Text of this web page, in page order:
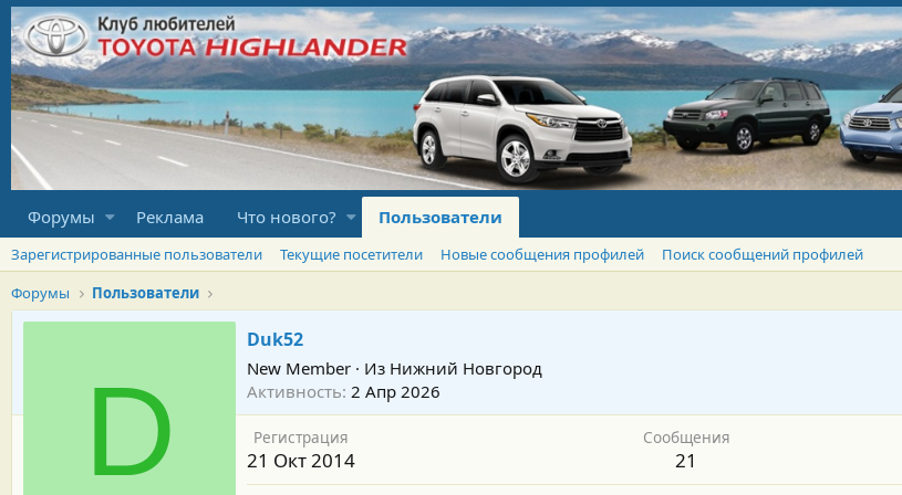
Форумы Реклама Что нового? Пользователи
Зарегистрированные пользователи Текущие посетители Новые сообщения профилей
Поиск сообщений профилей
Форумы
Пользователи
D
Duk52
New Member · Из Нижний Новгород
Активность 2 Апр 2026
Регистрация
21 Окт 2014
Сообщения
21